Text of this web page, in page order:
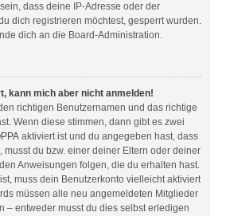
dass deine IP-Adresse oder der
dich registrieren möchtest, gesperrt wurden.
dich an die Board-Administration.
kann mich aber nicht anmelden!
richtigen Benutzernamen und das richtige
Wenn diese stimmen, dann gibt es zwei
aktiviert ist und du angegeben hast, dass
musst du bzw. einer deiner Eltern oder deiner
Anweisungen folgen, die du erhalten hast.
muss dein Benutzerkonto vielleicht aktiviert
müssen alle neu angemeldeten Mitglieder
– entweder musst du dies selbst erledigen